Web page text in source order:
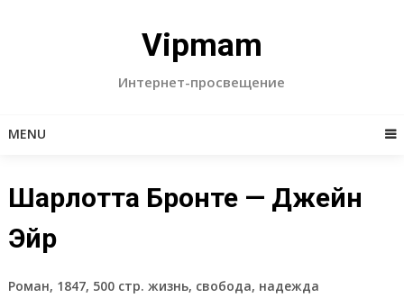
Vipmam
Интернет-просвещение
MENU
Шарлотта Бронте — Джейн
Эйр
Роман, 1847, 500 стр. жизнь, свобода, надежда